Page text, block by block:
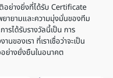
อย่างยิ่งที่ได้รับ Certificate
ายามและความมุ่งมั่นของทีม
รได้รับรางวัลนี้เป็น การ
ของเรา ที่เราเชื่อว่าจะเป็น
อย่างยั่งยืนในอนาคต